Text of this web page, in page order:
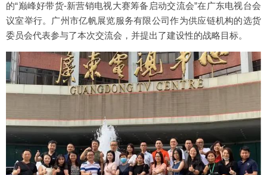
的“巅峰好带货-新营销电视大赛筹备启动交流会”在广东电视台会
议室举行。广州市亿帆展览服务有限公司作为供应链机构的选货
委员会代表参与了本次交流会，并提出了建设性的战略目标。